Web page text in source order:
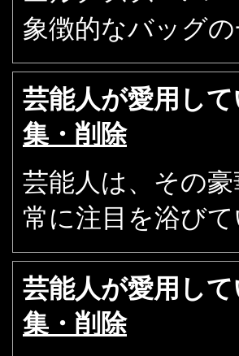
象徴的なバッグ
芸能人が愛用して
集・削除
芸能人は、その
常に注目を浴びて
芸能人が愛用して
集・削除